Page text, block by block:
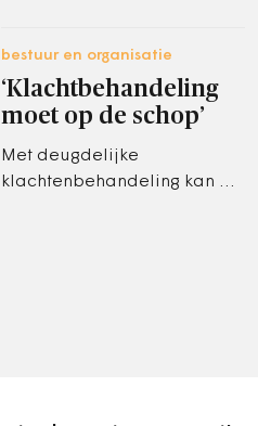
bestuur en organisatie
‘Klachtbehandeling
moet op de schop’
Met deugdelijke
klachtenbehandeling kan de